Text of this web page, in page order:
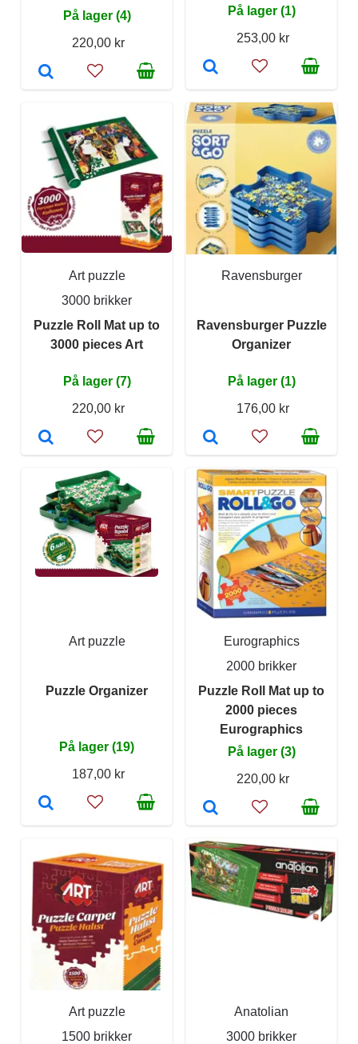
På lager (4)
220,00 kr
På lager (1)
253,00 kr
Art puzzle
3000 brikker
Puzzle Roll Mat up to
3000 pieces Art
På lager (7)
220,00 kr
Ravensburger
Ravensburger Puzzle
Organizer
På lager (1)
176,00 kr
Art puzzle
Puzzle Organizer
På lager (19)
187,00 kr
Eurographics
2000 brikker
Puzzle Roll Mat up to
2000 pieces
Eurographics
På lager (3)
220,00 kr
Art puzzle
1500 brikker
Anatolian
3000 brikker